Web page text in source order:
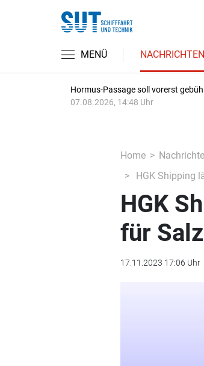
MENÜ NACHRICHTEN
Hormus-Passage soll vorerst
07.08.2026, 14:48 Uhr
Home
HGK Shipping
HGK
für
17.11.2023 17:06 Uhr